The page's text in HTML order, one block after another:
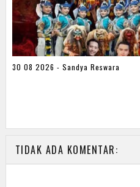
30 08 2026 - Sandya Reswara
TIDAK ADA KOMENTAR: